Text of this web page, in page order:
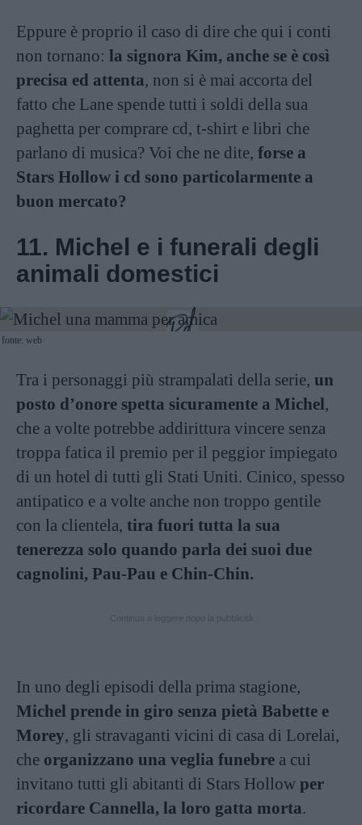
Eppure è proprio il caso di dire che qui i conti
non tornano: la signora Kim, anche se è così
precisa ed attenta, non si è mai accorta del
fatto che Lane spende tutti i soldi della sua
paghetta per comprare cd, t-shirt e libri che
parlano di musica? Voi che ne dite, forse a
Stars Hollow i cd sono particolarmente a
buon mercato?
11. Michel e i funerali degli
animali domestici
fonte: web
Tra i personaggi più strampalati della serie, un
posto d’onore spetta sicuramente a Michel,
che a volte potrebbe addirittura vincere senza
troppa fatica il premio per il peggior impiegato
di un hotel di tutti gli Stati Uniti. Cinico, spesso
antipatico e a volte anche non troppo gentile
con la clientela, tira fuori tutta la sua
tenerezza solo quando parla dei suoi due
cagnolini, Pau-Pau e Chin-Chin.
In uno degli episodi della prima stagione,
Michel prende in giro senza pietà Babette e
Morey, gli stravaganti vicini di casa di Lorelai,
che organizzano una veglia funebre a cui
invitano tutti gli abitanti di Stars Hollow per
ricordare Cannella, la loro gatta morta.